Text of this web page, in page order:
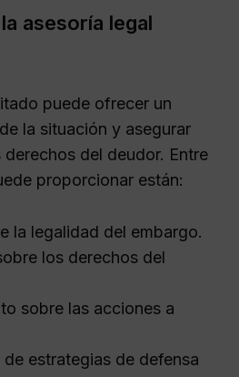
asesoría legal
puede ofrecer un
la situación y asegurar
del deudor. Entre
proporcionar están:
la legalidad del embargo.
los derechos del
sobre las acciones a
estrategias de defensa